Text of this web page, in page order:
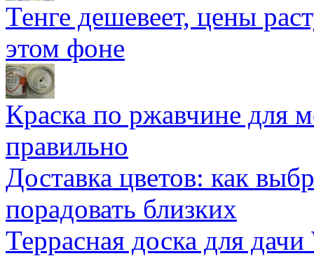
Тенге дешевеет, цены
этом фоне
Краска по ржавчине для
правильно
Доставка цветов: как
порадовать близких
Террасная доска для